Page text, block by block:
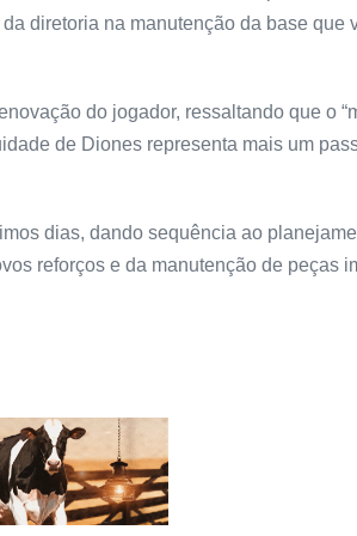
diretoria na manutenção da base que
do jogador, ressaltando que o
de Diones representa mais um
dias, dando sequência ao
reforços e da manutenção de peças